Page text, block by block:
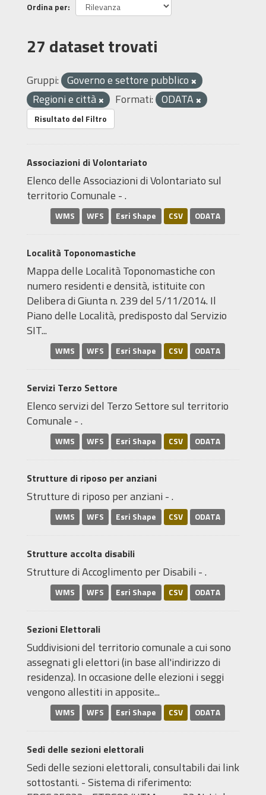
Ordina per
27 dataset trovati
Gruppi: Governo e settore pubblico
Regioni e città
Formati: ODATA
Risultato del Filtro
Associazioni di Volontariato
Elenco delle Associazioni di Volontariato sul
territorio Comunale - .
WMS WFS Esri Shape CSV ODATA
Località Toponomastiche
Mappa delle Località Toponomastiche con
numero residenti e densità, istituite con
Delibera di Giunta n. 239 del 5/11/2014. Il
Piano delle Località, predisposto dal Servizio
SIT...
WMS WFS Esri Shape CSV ODATA
Servizi Terzo Settore
Elenco servizi del Terzo Settore sul territorio
Comunale - .
WMS WFS Esri Shape CSV ODATA
Strutture di riposo per anziani
Strutture di riposo per anziani - .
WMS WFS Esri Shape CSV ODATA
Strutture accolta disabili
Strutture di Accoglimento per Disabili - .
WMS WFS Esri Shape CSV ODATA
Sezioni Elettorali
Suddivisioni del territorio comunale a cui sono
assegnati gli elettori (in base all'indirizzo di
residenza). In occasione delle elezioni i seggi
vengono allestiti in apposite...
WMS WFS Esri Shape CSV ODATA
Sedi delle sezioni elettorali
Sedi delle sezioni elettorali, consultabili dai link
sottostanti. - Sistema di riferimento: